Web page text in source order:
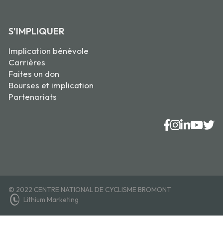
S'IMPLIQUER
Implication bénévole
Carrières
Faites un don
Bourses et implication
Partenariats
© 2022 CENTRE NATIONAL DE CYCLISME BROMONT
Lithium Marketing